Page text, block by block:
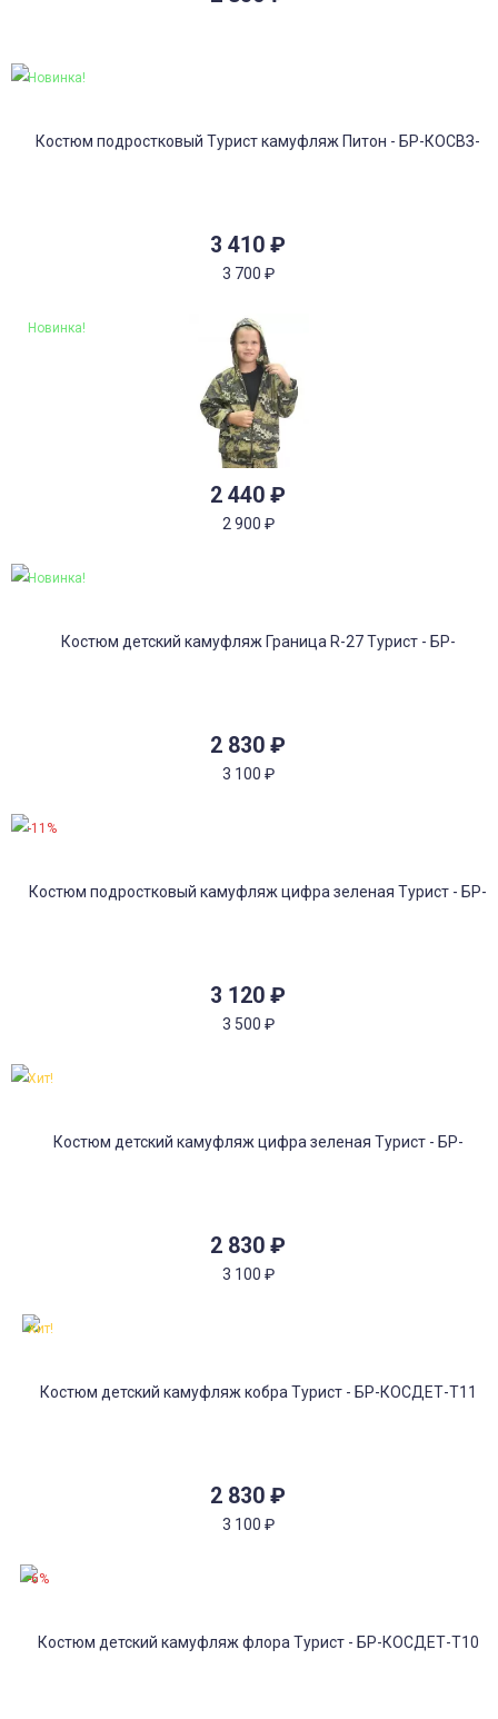
3 410 ₽
3 700 ₽
Новинка!
2 440 ₽
2 900 ₽
Новинка!
2 830 ₽
3 100 ₽
Новинка!
3 120 ₽
3 500 ₽
-11%
2 830 ₽
3 100 ₽
Хит!
2 830 ₽
3 100 ₽
Хит!
-6%